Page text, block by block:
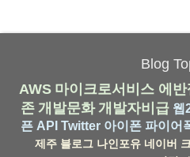
Blog
AWS 마이크로서비스 에
존 개발문화 개발자비급 웹
픈 API Twitter 아이폰 파이어
제주 블로그 나인포유 네이버